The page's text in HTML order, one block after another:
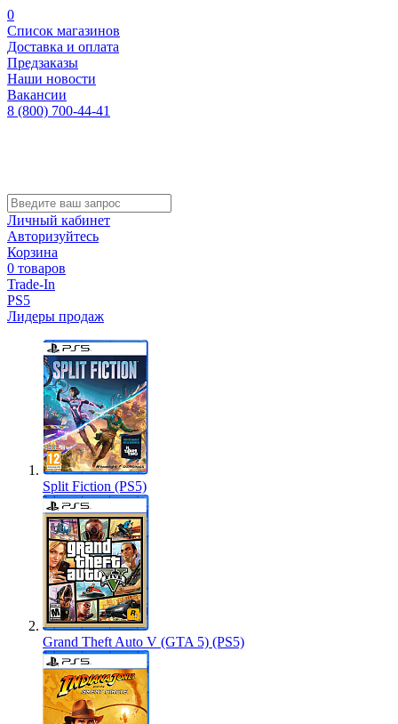
0
Список магазинов
Доставка и оплата
Предзаказы
Наши новости
Вакансии
8 (800) 700-44-41
Личный кабинет
Авторизуйтесь
Корзина
0 товаров
Trade-In
PS5
Лидеры продаж
Split Fiction (PS5)
Grand Theft Auto V (GTA 5) (PS5)